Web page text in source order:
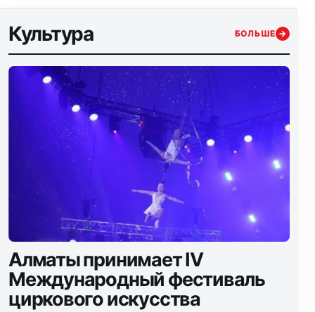
Культура БОЛЬШЕ →
Алматы принимает IV
Международный фестиваль
циркового искусства